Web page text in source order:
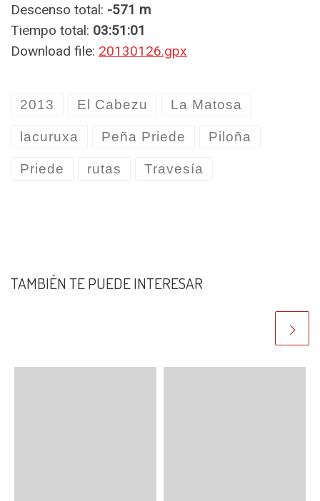
Descenso total: -571 m
Tiempo total: 03:51:01
Download file: 20130126.gpx
2013 El Cabezu La Matosa
lacuruxa Peña Priede Piloña
Priede rutas Travesía
TAMBIÉN TE PUEDE INTERESAR